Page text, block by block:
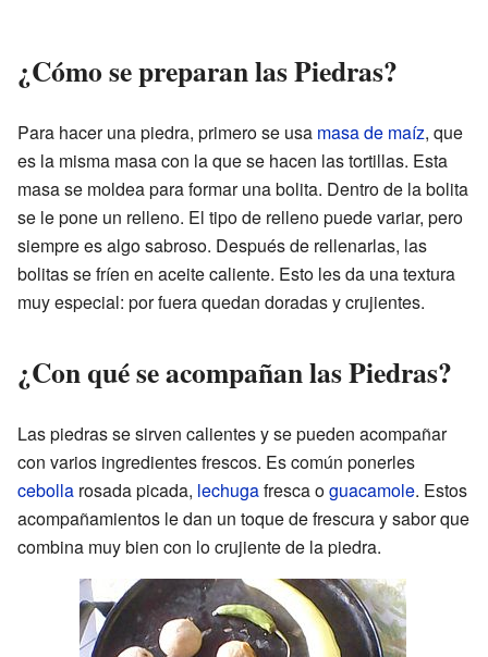
¿Cómo se preparan las Piedras?
Para hacer una piedra, primero se usa masa de maíz, que
es la misma masa con la que se hacen las tortillas. Esta
masa se moldea para formar una bolita. Dentro de la bolita
se le pone un relleno. El tipo de relleno puede variar, pero
siempre es algo sabroso. Después de rellenarlas, las
bolitas se fríen en aceite caliente. Esto les da una textura
muy especial: por fuera quedan doradas y crujientes.
¿Con qué se acompañan las Piedras?
Las piedras se sirven calientes y se pueden acompañar
con varios ingredientes frescos. Es común ponerles
cebolla rosada picada, lechugafresca oguacamole. Estos
acompañamientos le dan un toque de frescura y sabor que
combina muy bien con lo crujiente de la piedra.